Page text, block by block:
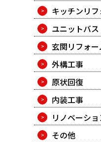
キッチンリ
ユニットバ
玄関リフォー
外構工事
原状回復
内装工事
リノベーショ
その他